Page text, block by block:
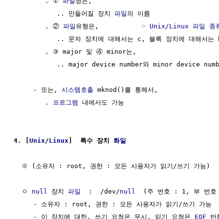
           .. 만들어질 장치
파일 의 이름
        . ②
파일 유형은,           ☞ Unix/Linux 파일 종
.. 문자 장치에 대해서는 c, 블록 장치에 대해서는
        . ③ major 및 ④ minor는,
.. major device number와 minor device
     - 또는,
시스템호출 mknod()를 통해서,
        .
프로그램 내에서도 가능
4. [Unix /Linux ]  특수 장치 화일
  ※ (소유자 : root, 권한 : 모든 사용자가 읽기/쓰기 가능)
  ㅇ
null 장치 파일
  :  /dev/
null
(주 번호 : 1, 부 번호
     - 소유자 : root, 권한 : 모든 사용자가 읽기/쓰기 가능
     - 이 장치에 대한, 쓰기 요청은 무시, 읽기 요청은
EOF 반